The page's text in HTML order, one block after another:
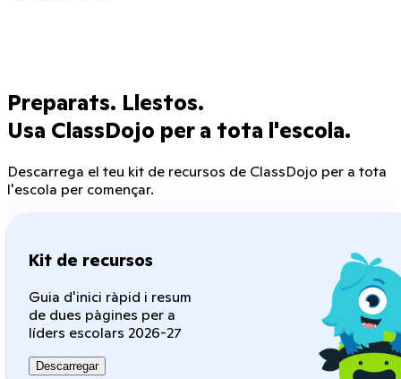
Preparats. Llestos.
Usa ClassDojo per a tota l'escola.
Descarrega el teu kit de recursos de ClassDojo per a tota
l'escola per començar.
Kit de recursos
Guia d'inici ràpid i resum
de dues pàgines per a
líders escolars 2026-27
Descarregar